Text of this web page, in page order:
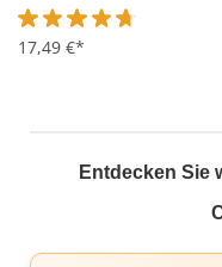
Durchschnittliche
17,49 €*
Entdecken Sie